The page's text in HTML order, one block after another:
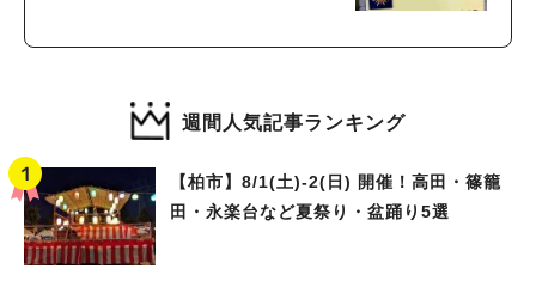
週間人気記事ランキング
【柏市】8/1(土)‐2(日) 開催！高田・篠籠
田・永楽台など夏祭り・盆踊り5選